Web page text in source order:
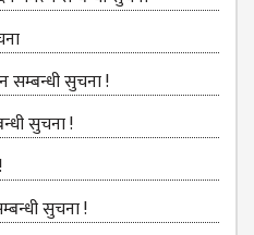
सम्बन्धी सुचना !
सुचना !
सुचना !